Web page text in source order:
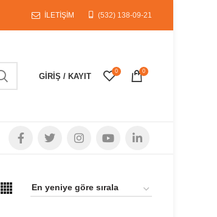
İLETİŞİM (532) 138-09-21
GIRIŞ / KAYIT
0 0